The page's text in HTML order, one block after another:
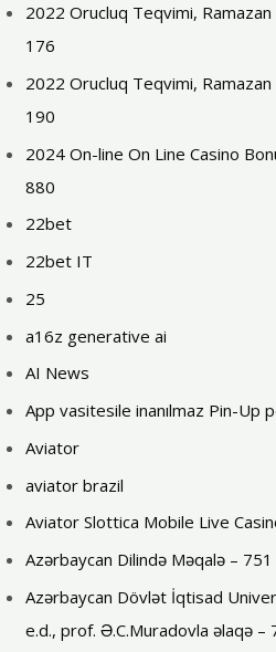
2022 Orucluq Teqvimi,
176
2022 Orucluq Teqvimi,
190
2024 On-line On Line Casino
880
22bet
22bet IT
25
a16z generative ai
AI News
App vasitesile inanılmaz Pin-Up
Aviator
aviator brazil
Aviator Slottica Mobile Live
Azərbaycan Dilində Məqalə – 751
Azərbaycan Dövlət İqtisad
e.d., prof. Ə.C.Muradovla əlaqə –